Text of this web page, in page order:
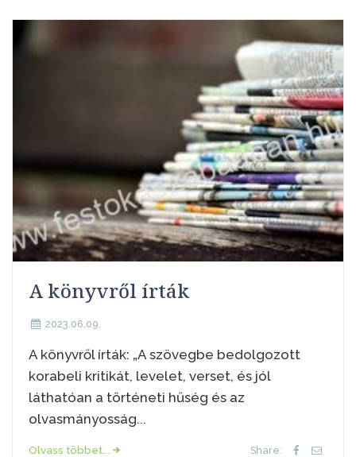
A könyvről írták
2023.06.09.
A könyvről írták: „A szövegbe bedolgozott
korabeli kritikát, levelet, verset, és jól
láthatóan a történeti hűség és az
olvasmányosság...
Olvass többet... Share: